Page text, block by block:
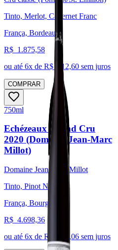
Tinto, Merlot, Cabernet Franc
França, Bordeaux
R$ 1.875,58
ou até 6x de R$ 312,60 sem juros
COMPRAR
750ml
Echézeaux Grand Cru
2020 (Domaine Jean-Marc
Millot)
Domaine Jean-Marc Millot
Tinto, Pinot Noir
França, Bourgogne
R$ 4.698,36
ou até 6x de R$ 783,06 sem juros